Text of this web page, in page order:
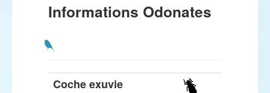
Informations Odonates
Coche exuvie